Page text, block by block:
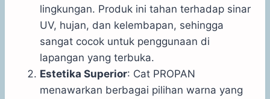
lingkungan. Produk ini tahan terhadap sinar
UV, hujan, dan kelembapan, sehingga
sangat cocok untuk penggunaan di
lapangan yang terbuka.
Estetika Superior: Cat PROPAN
menawarkan berbagai pilihan warna yang